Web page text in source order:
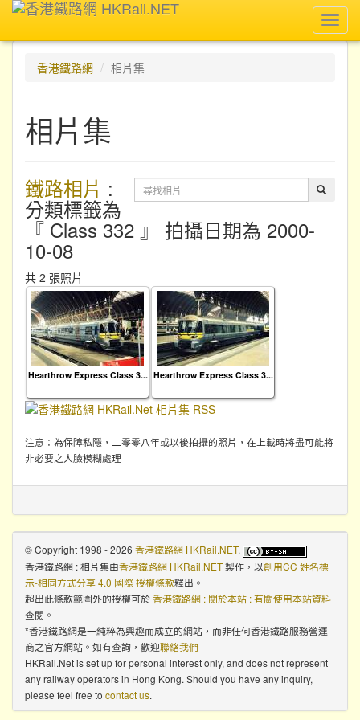
香港鐵路網
相片集
相片集
鐵路相片 :
分類標籤為
『 Class 332 』 拍攝日期為 2000-
10-08
共 2 張照片
Hearthrow Express Class 3... Hearthrow Express Class 3...
注意：為保障私隱，二零零八年或以後拍攝的照片，在上載時將盡可能將
非必要之人臉模糊處理
© Copyright 1998 - 2026 香港鐵路網 HKRail.NET.
香港鐵路網 : 相片集由香港鐵路網 HKRail.NET製作，以創用CC 姓名標
示-相同方式分享 4.0 國際 授權條款釋出。
超出此條款範圍外的授權可於香港鐵路網 : 關於本站 : 有關使用本站資料
查閱。
*香港鐵路網是一純粹為興趣而成立的網站，而非任何香港鐵路服務營運
商之官方網站。如有查詢，歡迎聯絡我們
HKRail.Net is set up for personal interest only, and does not represent
any railway operators in Hong Kong. Should you have any inquiry,
please feel free to contact us.